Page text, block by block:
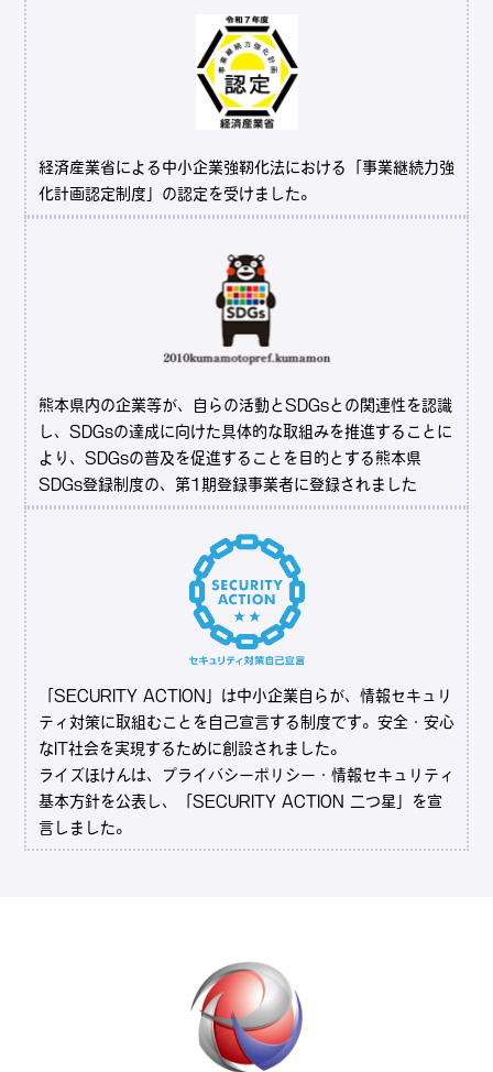
経済産業省による中小企業強靭化法における「事業継続力強
化計画認定制度」の認定を受けました。
熊本県内の企業等が、自らの活動とSDGsとの関連性を認識
し、SDGsの達成に向けた具体的な取組みを推進することに
より、SDGsの普及を促進することを目的とする熊本県
SDGs登録制度の、第1期登録事業者に登録されました
「SECURITY ACTION」は中小企業自らが、情報セキュリ
ティ対策に取組むことを自己宣言する制度です。安全・安心
なIT社会を実現するために創設されました。
ライズほけんは、プライバシーポリシー・情報セキュリティ
基本方針を公表し、「SECURITY ACTION 二つ星」を宣
言しました。